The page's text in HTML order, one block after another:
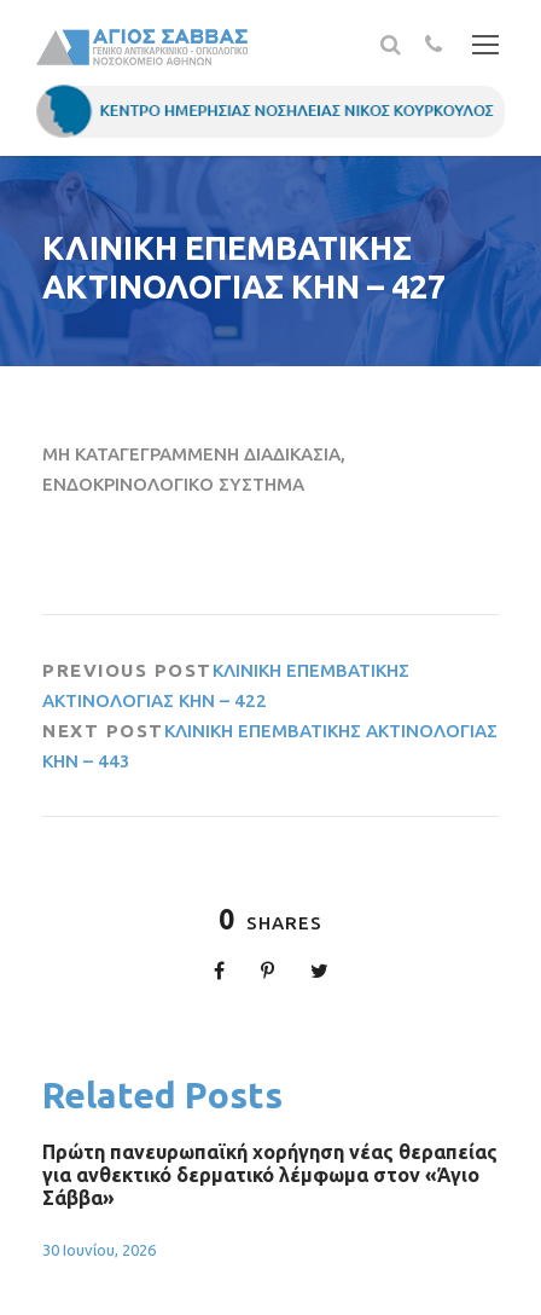
ΚΛΙΝΙΚΗ ΕΠΕΜΒΑΤΙΚΗΣ
ΑΚΤΙΝΟΛΟΓΙΑΣ ΚΗΝ – 427
ΜΗ ΚΑΤΑΓΕΓΡΑΜΜΕΝΗ ΔΙΑΔΙΚΑΣΙΑ,
ΕΝΔΟΚΡΙΝΟΛΟΓΙΚΟ ΣΥΣΤΗΜΑ
PREVIOUS POST ΚΛΙΝΙΚΗ ΕΠΕΜΒΑΤΙΚΗΣ
ΑΚΤΙΝΟΛΟΓΙΑΣ ΚΗΝ – 422
NEXT POST ΚΛΙΝΙΚΗ ΕΠΕΜΒΑΤΙΚΗΣ ΑΚΤΙΝΟΛΟΓΙΑΣ
ΚΗΝ – 443
0 SHARES
Related Posts
Πρώτη πανευρωπαϊκή χορήγηση νέας θεραπείας
για ανθεκτικό δερματικό λέμφωμα στον «Άγιο
Σάββα»
30 Ιουνίου, 2026